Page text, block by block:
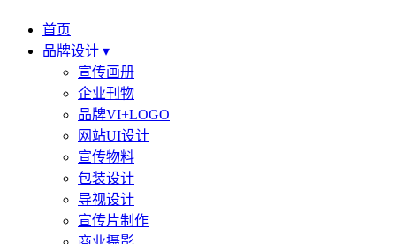
首页
品牌设计 ▾
宣传画册
企业刊物
品牌VI+LOGO
网站UI设计
宣传物料
包装设计
导视设计
宣传片制作